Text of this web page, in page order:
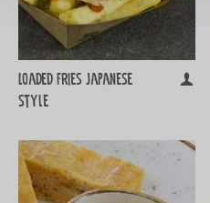
Loaded Fries Japanese
style